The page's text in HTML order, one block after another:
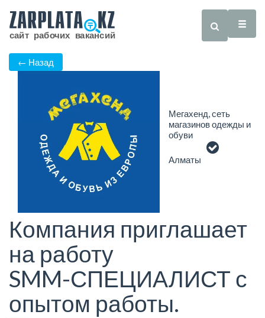
← Назад
Мегахенд, сеть
магазинов одежды и
обуви
Алматы
Компания приглашает
на работу
SMM-СПЕЦИАЛИСТ с
опытом работы.